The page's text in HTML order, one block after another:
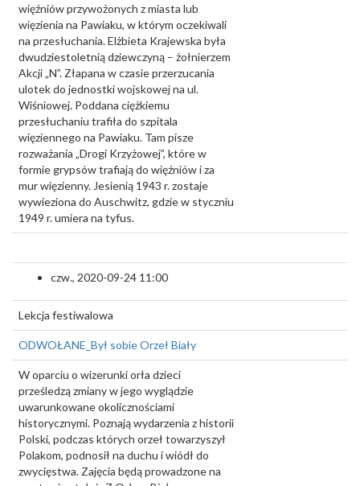
więźniów przywożonych z miasta lub
więzienia na Pawiaku, w którym oczekiwali
na przesłuchania. Elżbieta Krajewska była
dwudziestoletnią dziewczyną – żołnierzem
Akcji „N”. Złapana w czasie przerzucania
ulotek do jednostki wojskowej na ul.
Wiśniowej. Poddana ciężkiemu
przesłuchaniu trafiła do szpitala
więziennego na Pawiaku. Tam pisze
rozważania „Drogi Krzyżowej”, które w
formie grypsów trafiają do więźniów i za
mur więzienny. Jesienią 1943 r. zostaje
wywieziona do Auschwitz, gdzie w styczniu
1949 r. umiera na tyfus.
czw., 2020-09-24 11:00
Lekcja festiwalowa
ODWOŁANE_Był sobie Orzeł Biały
W oparciu o wizerunki orła dzieci
prześledzą zmiany w jego wyglądzie
uwarunkowane okolicznościami
historycznymi. Poznają wydarzenia z historii
Polski, podczas których orzeł towarzyszył
Polakom, podnosił na duchu i wiódł do
zwycięstwa. Zajęcia będą prowadzone na